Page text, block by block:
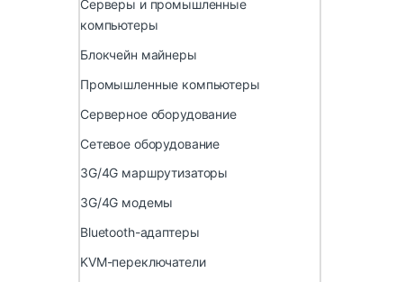
Серверы и промышленные
компьютеры
Блокчейн майнеры
Промышленные компьютеры
Серверное оборудование
Сетевое оборудование
3G/4G маршрутизаторы
3G/4G модемы
Bluetooth-адаптеры
KVM-переключатели